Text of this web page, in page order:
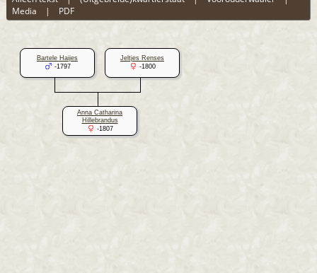
Media | PDF
Bartele Haijes
-1797
Jeltjes Renses
-1800
Anna Catharina
Hillebrandus
-1807